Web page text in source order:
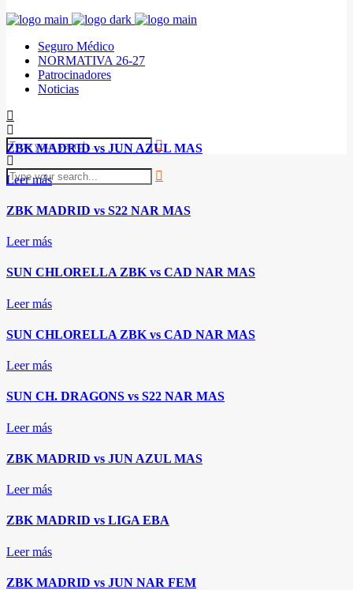
Seguro Médico
NORMATIVA 26-27
Patrocinadores
Noticias
ZBK MADRID vs JUN AZUL MAS
Leer más
ZBK MADRID vs S22 NAR MAS
Leer más
SUN CHLORELLA ZBK vs CAD NAR MAS
Leer más
SUN CHLORELLA ZBK vs CAD NAR MAS
Leer más
SUN CH. DRAGONS vs S22 NAR MAS
Leer más
ZBK MADRID vs JUN AZUL MAS
Leer más
ZBK MADRID vs LIGA EBA
Leer más
ZBK MADRID vs JUN NAR FEM